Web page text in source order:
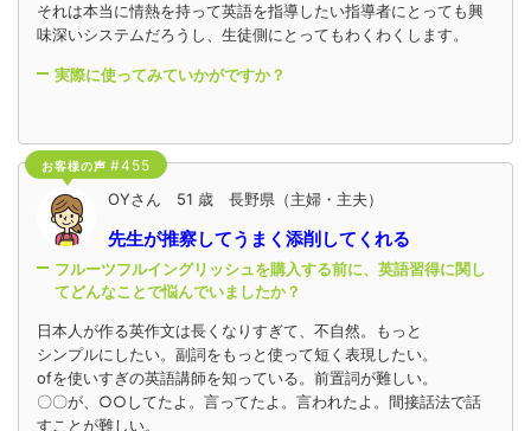
それは本当に情熱を持って英語を指導したい指導者にとっても興
味深いシステムだろうし、生徒側にとってもわくわくします。
実際に使ってみていかがですか？
お客様の声 #455
OYさん 51 歳 長野県（主婦・主夫）
先生が推察してうまく添削してくれる
フルーツフルイングリッシュを購入する前に、英語習得に関し
てどんなことで悩んでいましたか？
日本人が作る英作文は長くなりすぎて、不自然。もっと
シンプルにしたい。副詞をもっと使って短く表現したい。
ofを使いすぎの英語講師を知っている。前置詞が難しい。
〇〇が、○○してたよ。言ってたよ。言われたよ。間接話法で話
すことが難しい。